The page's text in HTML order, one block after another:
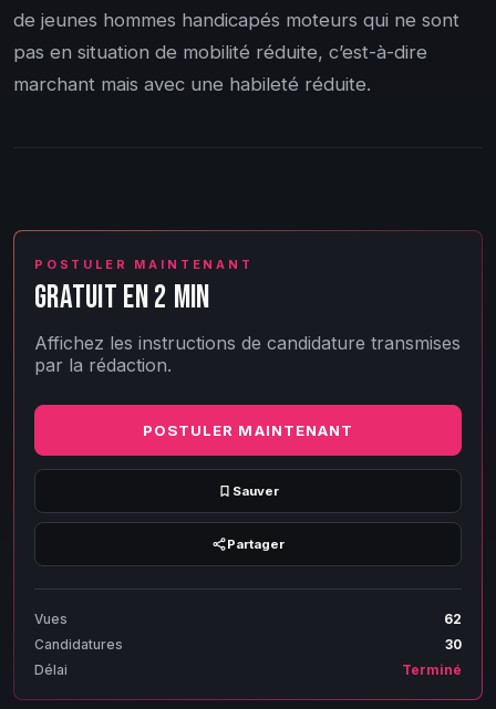
de jeunes hommes handicapés moteurs qui ne sont
pas en situation de mobilité réduite, c’est-à-dire
marchant mais avec une habileté réduite.
POSTULER MAINTENANT
GRATUIT EN 2 MIN
Affichez les instructions de candidature transmises
par la rédaction.
POSTULER MAINTENANT
Sauver
Partager
Vues
62
Candidatures
30
Délai
Terminé